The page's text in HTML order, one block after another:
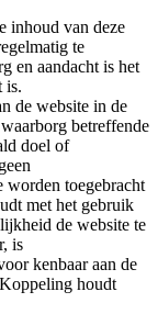
inhoud van deze
te
en aandacht is het
is.
de website in de
betreffende
doel of
worden toegebracht
met het gebruik
de website te
is
kenbaar aan de
houdt